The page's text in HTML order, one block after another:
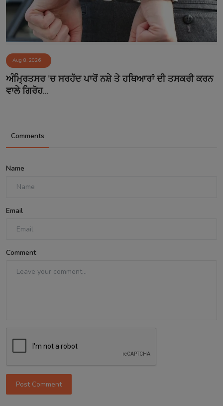
Aug 8, 2026
ਅੰਮ੍ਰਿਤਸਰ 'ਚ ਸਰਹੱਦ ਪਾਰੋਂ ਨਸ਼ੇ ਤੇ ਹਥਿਆਰਾਂ ਦੀ ਤਸਕਰੀ ਕਰਨ
ਵਾਲੇ ਗਿਰੋਹ...
Comments
Name
Email
Comment
Post Comment